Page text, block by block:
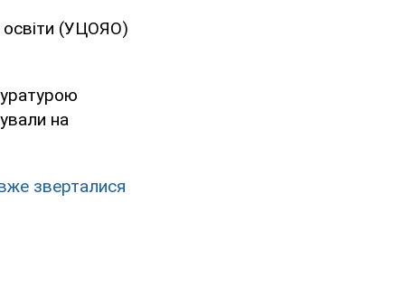
освіти (УЦОЯО)
на
зверталися